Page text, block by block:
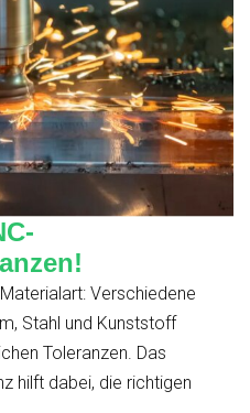
Verschiedene
Stahl und Kunststoff
Toleranzen. Das
hilft dabei, die richtigen